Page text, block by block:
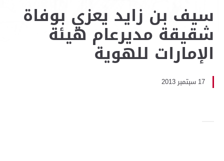
سيف بن زايد يعزي بوفاة
شقيقة مديرعام هيئة
الإمارات للهوية
17 سبتمبر 2013